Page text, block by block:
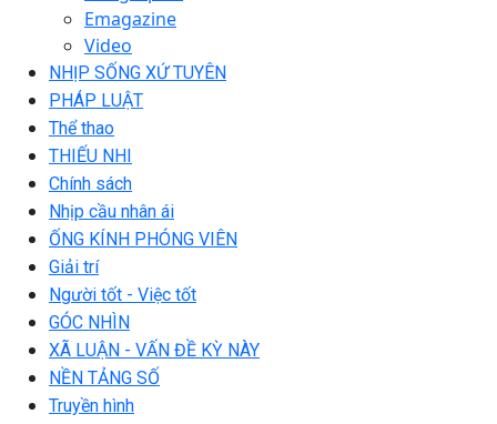
Emagazine
Video
NHỊP SỐNG XỨ TUYÊN
PHÁP LUẬT
Thể thao
THIẾU NHI
Chính sách
Nhịp cầu nhân ái
ỐNG KÍNH PHÓNG VIÊN
Giải trí
Người tốt - Việc tốt
GÓC NHÌN
XÃ LUẬN - VẤN ĐỀ KỲ NÀY
NỀN TẢNG SỐ
Truyền hình